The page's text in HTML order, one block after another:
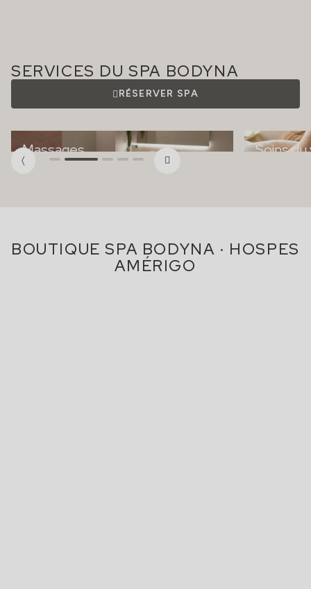
SERVICES DU SPA BODYNA
RÉSERVER SPA
Massages Soins du
BOUTIQUE SPA BODYNA · HOSPES
AMÉRIGO